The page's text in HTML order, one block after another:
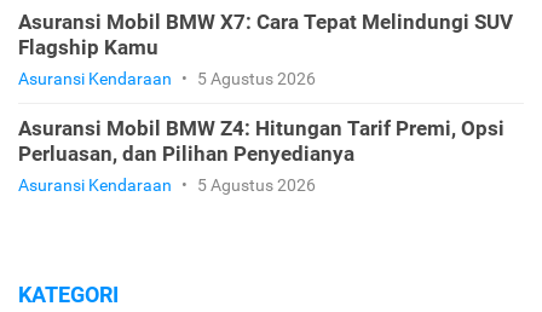
Asuransi Mobil BMW X7: Cara Tepat Melindungi SUV
Flagship Kamu
Asuransi Kendaraan • 5 Agustus 2026
Asuransi Mobil BMW Z4: Hitungan Tarif Premi, Opsi
Perluasan, dan Pilihan Penyedianya
Asuransi Kendaraan • 5 Agustus 2026
KATEGORI